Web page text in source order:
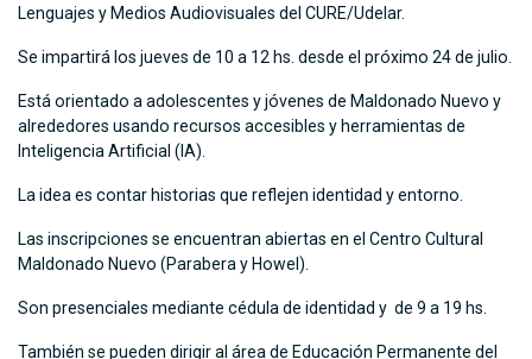
Lenguajes y Medios Audiovisuales del CURE/Udelar.
Se impartirá los jueves de 10 a 12 hs. desde el próximo 24 de julio.
Está orientado a adolescentes y jóvenes de Maldonado Nuevo y
alrededores usando recursos accesibles y herramientas de
Inteligencia Artificial (IA).
La idea es contar historias que reflejen identidad y entorno.
Las inscripciones se encuentran abiertas en el Centro Cultural
Maldonado Nuevo (Parabera y Howel).
Son presenciales mediante cédula de identidad y de 9 a 19 hs.
También se pueden dirigir al área de Educación Permanente del